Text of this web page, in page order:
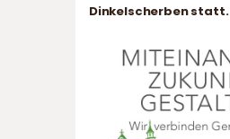
Dinkelscherben statt.